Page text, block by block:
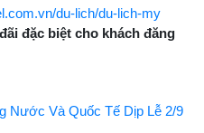
du-lich/du-lich-my
đặc biệt cho khách đăng
Nước Và Quốc Tế Dịp Lễ 2/9